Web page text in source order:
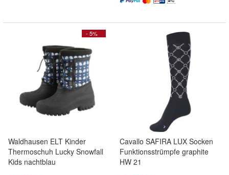
- 5%
Waldhausen ELT Kinder
Thermoschuh Lucky Snowfall
Kids nachtblau
Cavallo SAFIRA LUX Socken
Funktionsstrümpfe graphite
HW 21